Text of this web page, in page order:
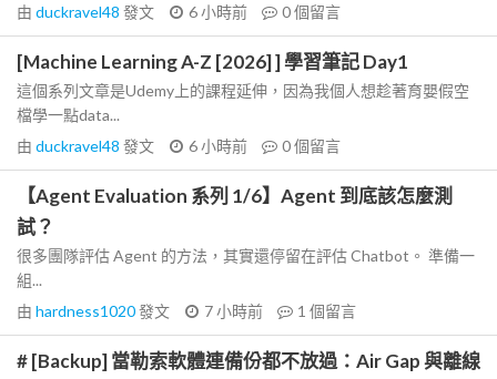
由 duckravel48 發文 6 小時前 0個留言
[Machine Learning A-Z [2026] ] 學習筆記 Day1
這個系列文章是Udemy上的課程延伸，因為我個人想趁著育嬰假空
檔學一點data...
由 duckravel48 發文 6 小時前 0個留言
【Agent Evaluation 系列 1/6】Agent 到底該怎麼測
試？
很多團隊評估 Agent 的方法，其實還停留在評估 Chatbot。 準備一
組...
由 hardness1020發文 7 小時前 1 個留言
# [Backup] 當勒索軟體連備份都不放過：Air Gap 與離線